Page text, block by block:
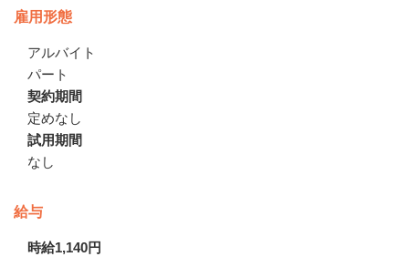
雇用形態
アルバイト
パート
契約期間
定めなし
試用期間
なし
給与
時給1,140円